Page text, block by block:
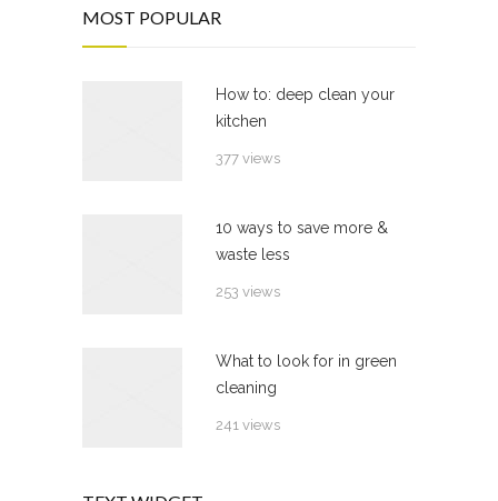
MOST POPULAR
How to: deep clean your
kitchen
377 views
10 ways to save more &
waste less
253 views
What to look for in green
cleaning
241 views